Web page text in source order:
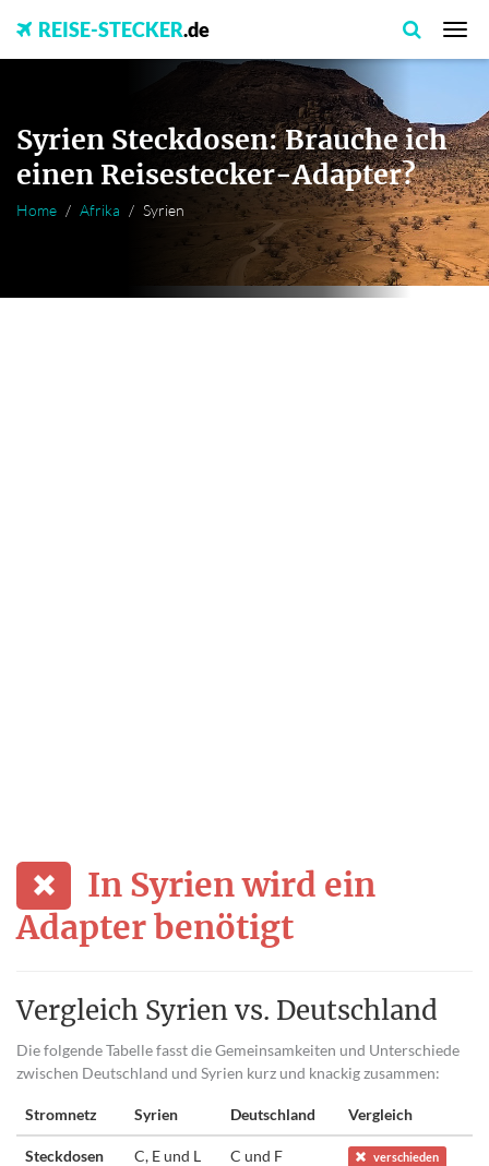
REISE-STECKER.de
Syrien Steckdosen: Brauche ich
einen Reisestecker-Adapter?
Home Afrika Syrien
In Syrien wird ein
Adapter benötigt
Vergleich Syrien vs. Deutschland
Die folgende Tabelle fasst die Gemeinsamkeiten und Unterschiede
zwischen Deutschland und Syrien kurz und knackig zusammen:
Stromnetz Syrien Deutschland Vergleich
Steckdosen C, E und L C und F verschieden